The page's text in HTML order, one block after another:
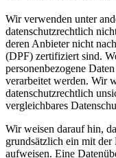
Wir verwenden unter
datenschutzrechtlich
deren Anbieter nicht
(DPF) zertifiziert sind.
personenbezogene
verarbeitet werden. Wir
datenschutzrechtlich
vergleichbares
Wir weisen darauf hin,
grundsätzlich ein mit der
aufweisen. Eine